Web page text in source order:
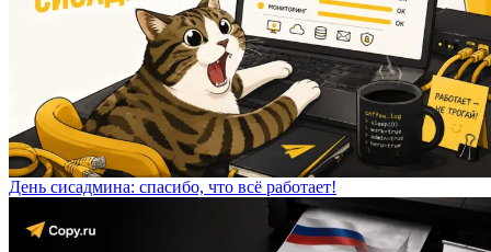
День сисадмина: спасибо, что всё работает!